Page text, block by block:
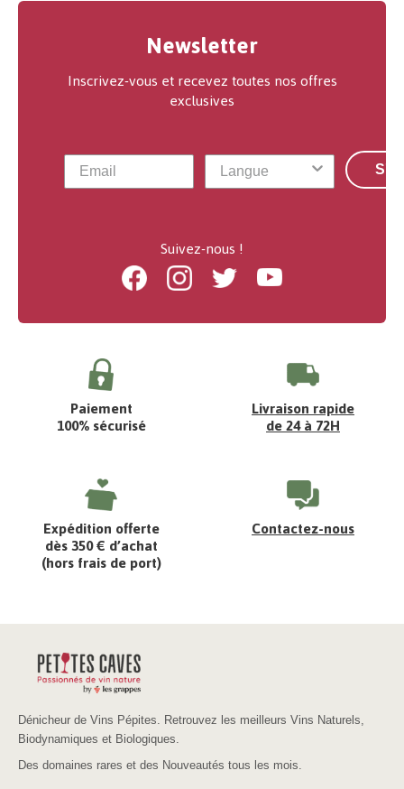
Newsletter
Inscrivez-vous et recevez toutes nos offres
exclusives
Suivez-nous !
FacebookInstagramTwitter Youtube
Paiement
100% sécurisé
Livraison rapide
de 24 à 72H
Expédition offerte
dès 350 € d’achat
(hors frais de port)
Contactez-nous
Dénicheur de Vins Pépites. Retrouvez les meilleurs Vins Naturels,
Biodynamiques et Biologiques.
Des domaines rares et des Nouveautés tous les mois.